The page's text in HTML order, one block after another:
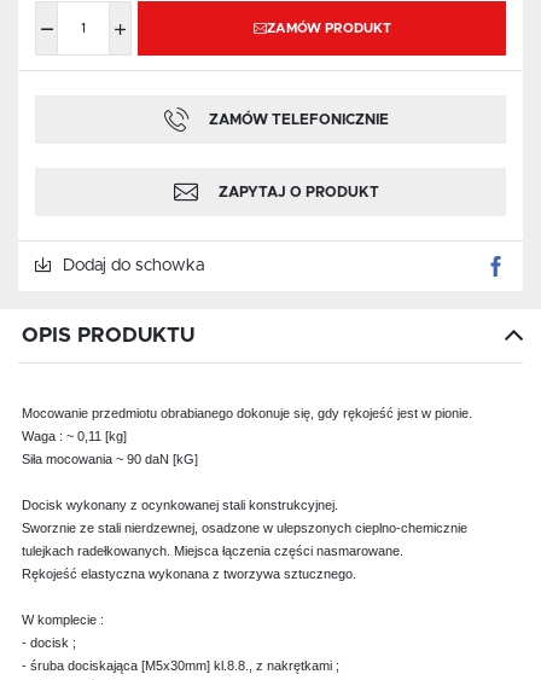
ZAMÓW PRODUKT
ZAMÓW TELEFONICZNIE
ZAPYTAJ O PRODUKT
Dodaj do schowka
OPIS PRODUKTU
Mocowanie przedmiotu obrabianego dokonuje się, gdy rękojeść jest w pionie.
Waga : ~ 0,11 [kg]
Siła mocowania ~ 90 daN [kG]
Docisk wykonany z ocynkowanej stali konstrukcyjnej.
Sworznie ze stali nierdzewnej, osadzone w ulepszonych cieplno-chemicznie
tulejkach radełkowanych. Miejsca łączenia części nasmarowane.
Rękojeść elastyczna wykonana z tworzywa sztucznego.
W komplecie :
- docisk ;
- śruba dociskająca [M5x30mm] kl.8.8., z nakrętkami ;